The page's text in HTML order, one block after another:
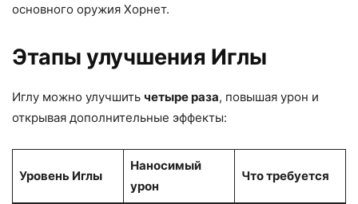
основного оружия Хорнет.​
Этапы улучшения Иглы
Иглу можно улучшить четыре раза, повышая урон и
открывая дополнительные эффекты:
Уровень Иглы
Наносимый
урон
Что требуется